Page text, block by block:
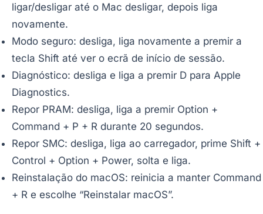
ligar/desligar até o Mac desligar, depois liga
novamente.
Modo seguro: desliga, liga novamente a premir a
tecla Shift até ver o ecrã de início de sessão.
Diagnóstico: desliga e liga a premir D para Apple
Diagnostics.
Repor PRAM: desliga, liga a premir Option +
Command + P + R durante 20 segundos.
Repor SMC: desliga, liga ao carregador, prime Shift +
Control + Option + Power, solta e liga.
Reinstalação do macOS: reinicia a manter Command
+ R e escolhe “Reinstalar macOS”.